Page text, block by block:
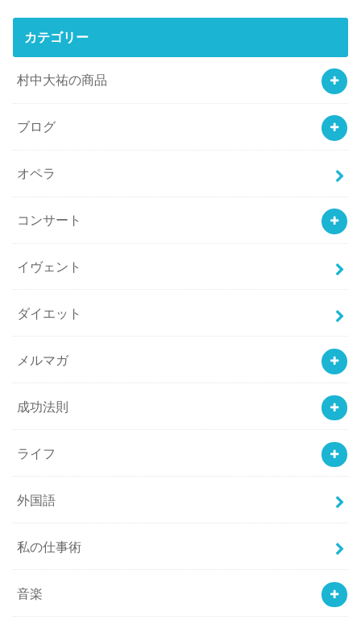
カテゴリー
村中大祐の商品
ブログ
オペラ
コンサート
イヴェント
ダイエット
メルマガ
成功法則
ライフ
外国語
私の仕事術
音楽